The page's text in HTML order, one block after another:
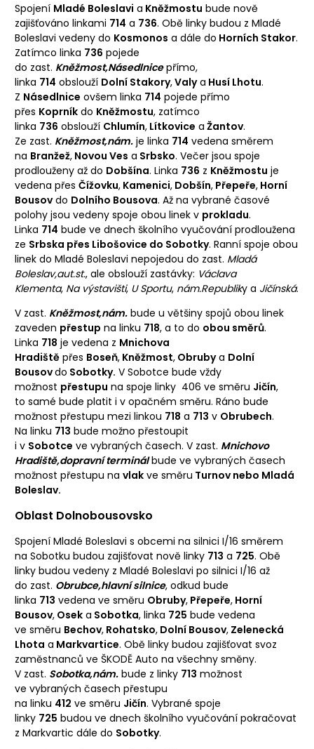
Spojení Mladé Boleslavi a Kněžmostu bude nově
zajišťováno linkami 714 a 736. Obě linky budou z Mladé
Boleslavi vedeny do Kosmonos a dále do Horních Stakor.
Zatímco linka 736 pojede
do zast. Kněžmost,Násedlnicepřímo,
linka 714 obslouží Dolní Stakory,Valya Husí Lhotu.
Z Násedlnice ovšem linka 714 pojede přímo
přes Koprník do Kněžmostu, zatímco
linka 736 obslouží Chlumín, Lítkovice a Žantov.
Ze zast. Kněžmost,nám. je linka 714 vedena směrem
na Branžež, Novou Ves a Srbsko. Večer jsou spoje
prodlouženy až do Dobšína. Linka 736 z Kněžmostu je
vedena přes Čížovku, Kamenici, Dobšín, Přepeře, Horní
Bousov do Dolního Bousova. Až na vybrané časové
polohy jsou vedeny spoje obou linek v prokladu.
Linka 714 bude ve dnech školního vyučování prodloužena
ze Srbska přes Libošovice do Sobotky. Ranní spoje obou
linek do Mladé Boleslavi nepojedou do zast. Mladá
Boleslav,aut.st., ale obslouží zastávky: Václava
Klementa, Na výstavišti, U Sportu, nám.Republiky a Jičínská.
V zast. Kněžmost,nám. bude u většiny spojů obou linek
zaveden přestup na linku 718, a to do obou směrů.
Linka 718 je vedena z Mnichova
Hradiště přes Boseň, Kněžmost, Obrubya Dolní
Bousovdo Sobotky. V Sobotce bude vždy
možnost přestupu na spoje linky 406 ve směru Jičín,
to samé bude platit i v opačném směru. Ráno bude
možnost přestupu mezi linkou 718 a 713 v Obrubech.
Na linku 713 bude možno přestoupit
i v Sobotce ve vybraných časech. V zast. Mnichovo
Hradiště,dopravní terminálbude ve vybraných časech
možnost přestupu na vlak ve směru Turnov nebo Mladá
Boleslav.
Oblast Dolnobousovsko
Spojení Mladé Boleslavi s obcemi na silnici I/16 směrem
na Sobotku budou zajišťovat nově linky 713 a 725. Obě
linky budou vedeny z Mladé Boleslavi po silnici I/16 až
do zast. Obrubce,hlavní silnice, odkud bude
linka 713 vedena ve směru Obruby, Přepeře, Horní
Bousov, Osek a Sobotka, linka 725 bude vedena
ve směru Bechov, Rohatsko, Dolní Bousov, Zelenecká
Lhota a Markvartice. Obě linky budou zajišťovat svoz
zaměstnanců ve ŠKODĚ Auto na všechny směny.
V zast. Sobotka,nám. bude z linky 713 možnost
ve vybraných časech přestupu
na linku 412 ve směru Jičín. Vybrané spoje
linky 725 budou ve dnech školního vyučování pokračovat
z Markvartic dále do Sobotky.